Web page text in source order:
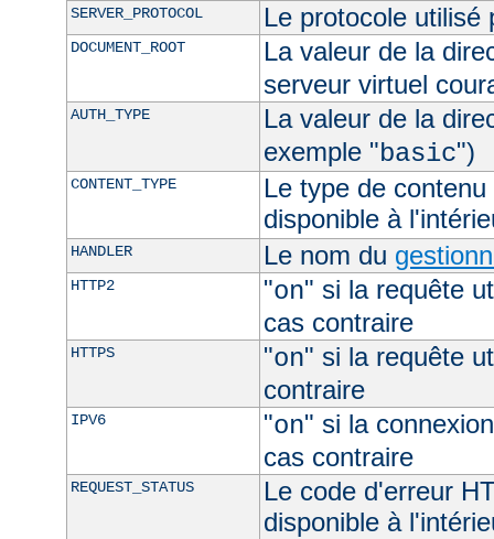
SERVER_PROTOCOL Le protocole utilisé
DOCUMENT_ROOT
La valeur de la
serveur virtuel
AUTH_TYPE
La valeur de la
exemple "basic")
CONTENT_TYPE
Le type de
disponible à
HANDLER Le nom du
HTTP2 "on" si la requête
cas contraire
HTTPS "on" si la requête
contraire
IPV6 "on" si la
cas contraire
REQUEST_STATUS
Le code d'erreur
disponible à